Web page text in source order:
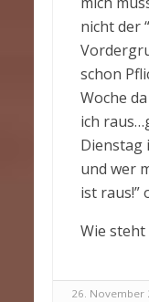
nicht der
schon
Woche
ich
Dienstag
und wer
ist raus!”
Wie steht
26. November